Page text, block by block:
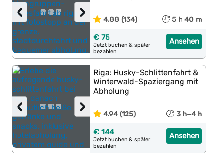
›
‹ 4.88 (134) 5 h 40 m
Ansehen
€ 75
Jetzt buchen & später
bezahlen
›
‹
Riga: Husky-Schlittenfahrt &
Winterwald-Spaziergang mit
Abholung
4.94 (125) 3 h–4 h
Ansehen
€ 144
Jetzt buchen & später
bezahlen